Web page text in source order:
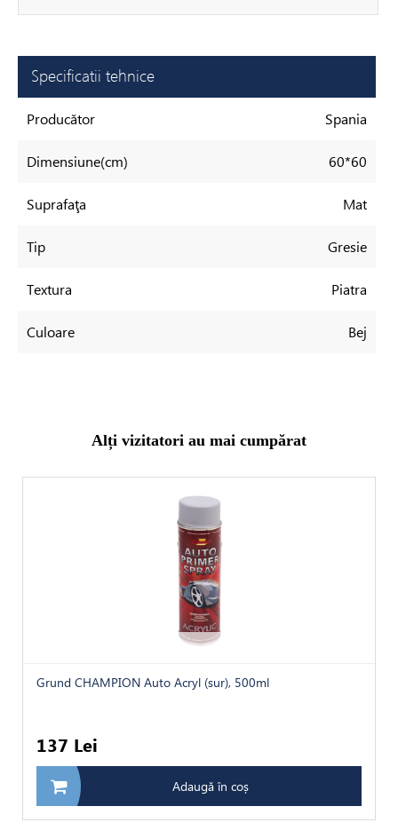
Specificatii tehnice
Producător Spania
Dimensiune(cm) 60*60
Suprafaţa Mat
Tip Gresie
Textura Piatra
Culoare Bej
Alți vizitatori au mai cumpărat
Grund CHAMPION Auto Acryl (sur), 500ml
137 Lei
Adaugă în coș